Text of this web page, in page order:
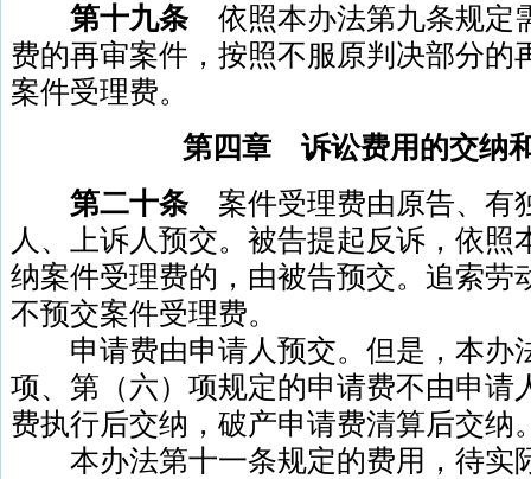
第十九条依照本办法第九条规定
费的再审案件，按照不服原判决部分的
案件受理费。
第四章 诉讼费用的交纳
第二十条 案件受理费由原告、有
人、上诉人预交。被告提起反诉，依照
纳案件受理费的，由被告预交。追索劳
不预交案件受理费。
申请费由申请人预交。但是，本办
项、第（六）项规定的申请费不由申请
费执行后交纳，破产申请费清算后交纳
本办法第十一条规定的费用，待实